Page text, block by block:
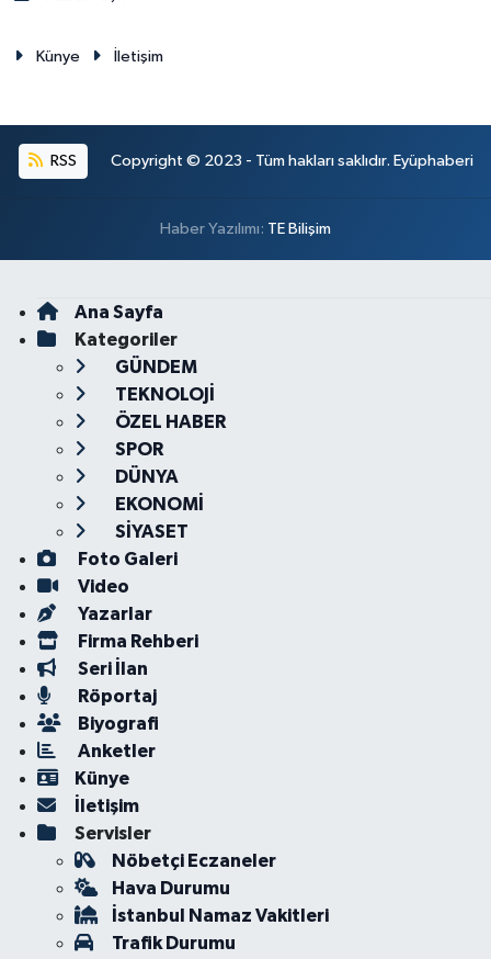
Künye İletişim
RSS Copyright © 2023 - Tüm hakları saklıdır. Eyüphaberi
Haber Yazılımı: TE Bilişim
Ana Sayfa
Kategoriler
GÜNDEM
TEKNOLOJİ
ÖZEL HABER
SPOR
DÜNYA
EKONOMİ
SİYASET
Foto Galeri
Video
Yazarlar
Firma Rehberi
Seri İlan
Röportaj
Biyografi
Anketler
Künye
İletişim
Servisler
Nöbetçi Eczaneler
Hava Durumu
İstanbul Namaz Vakitleri
Trafik Durumu